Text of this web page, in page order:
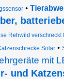
•
Rehwild verschreckt
Solar•
mit
und